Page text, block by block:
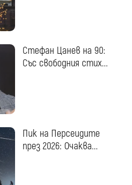
Стефан Цанев на 90:
Със свободния стих...
Пик на Персеидите
през 2026: Очаква...